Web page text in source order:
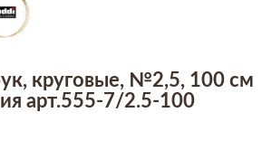
круговые, №2,5, 100 см
арт.555-7/2.5-100